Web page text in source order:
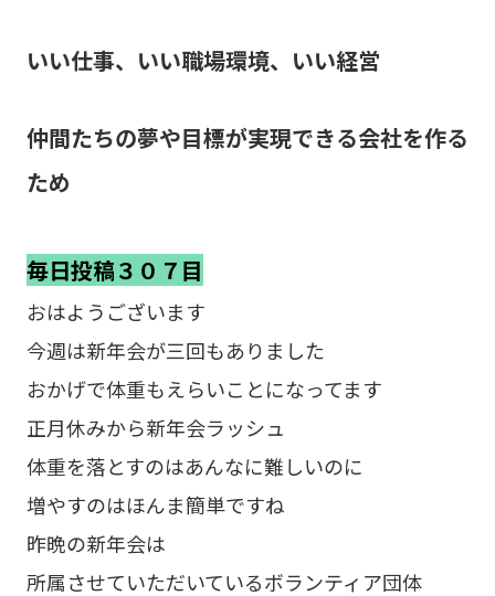
いい仕事、いい職場環境、いい経営
仲間たちの夢や目標が実現できる会社を作る
ため
毎日投稿３０７目
おはようございます
今週は新年会が三回もありました
おかげで体重もえらいことになってます
正月休みから新年会ラッシュ
体重を落とすのはあんなに難しいのに
増やすのはほんま簡単ですね
昨晩の新年会は
所属させていただいているボランティア団体